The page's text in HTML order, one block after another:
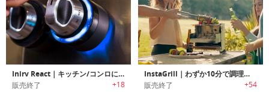
Inirv React｜キッチン/コンロに取り付けて火事を未然に防ぐスマートデバイス「イナーブリアクト」
販売終了 +18
InstaGrill｜わずか10分で調理可能なコンパクトBBQグリル「インスタグリル」
販売終了 +54